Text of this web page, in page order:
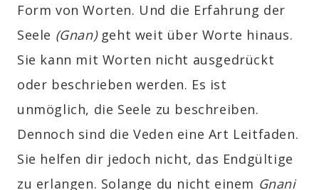
Form von Worten. Und die Erfahrung der
Seele (Gnan)geht weit über Worte hinaus.
Sie kann mit Worten nicht ausgedrückt
oder beschrieben werden. Es ist
unmöglich, die Seele zu beschreiben.
Dennoch sind die Veden eine Art Leitfaden.
Sie helfen dir jedoch nicht, das Endgültige
zu erlangen. Solange du nicht einem Gnani